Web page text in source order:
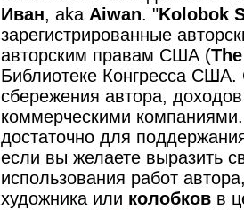
Иван, aka Aiwan. "Kolobok
зарегистрированные
авторским правам США (
Библиотеке Конгресса
сбережения автора,
коммерческими
достаточно для
если вы желаете выразить
использования работ
художника или колобков в